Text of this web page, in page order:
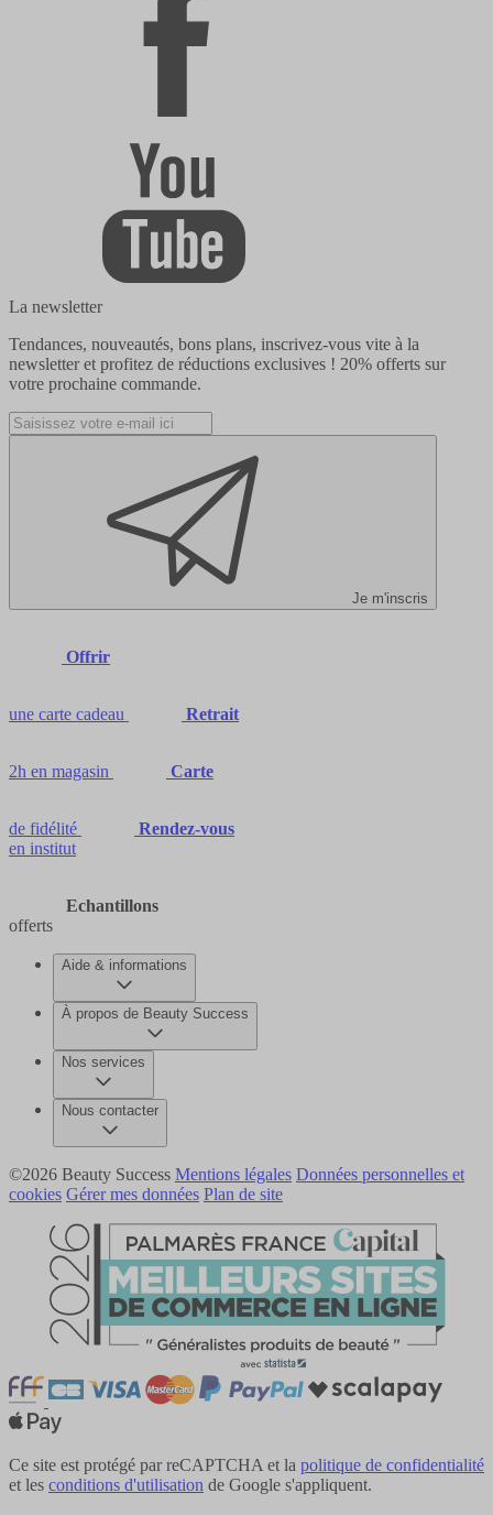
La newsletter
Tendances, nouveautés, bons plans, inscrivez-vous vite à la
newsletter et profitez de réductions exclusives ! 20% offerts sur
votre prochaine commande.
Je m'inscris
Offrir
une carte cadeau Retrait
2h en magasin Carte
de fidélité
Rendez-vous
en institut
Echantillons
offerts
Aide & informations
À propos de Beauty Success
Nos services
Nous contacter
©2026 Beauty Success Mentions légales Données personnelles et
cookies Gérer mes données Plan de site
Ce site est protégé par reCAPTCHA et la politique de confidentialité
et les conditions d'utilisation de Google s'appliquent.